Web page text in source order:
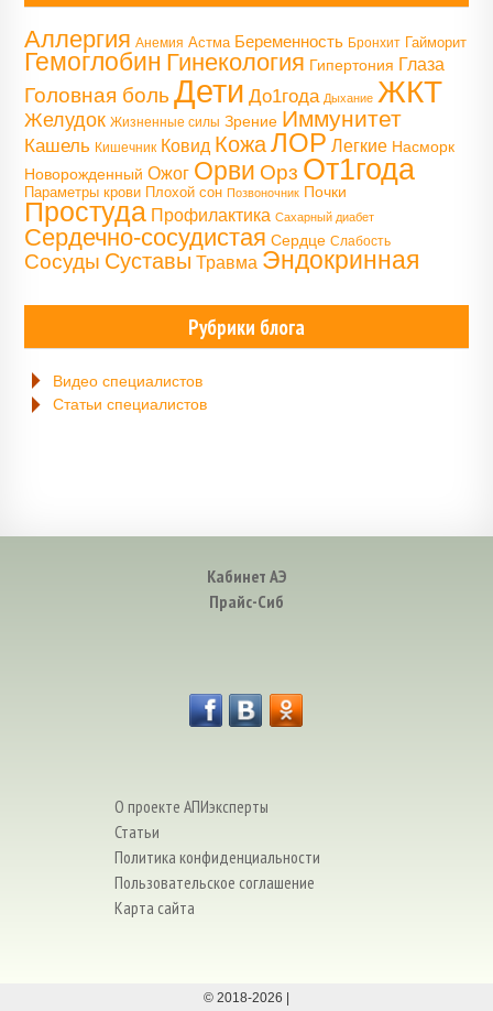
Аллергия Анемия Астма Беременность Бронхит Гайморит
Гемоглобин Гинекология Гипертония Глаза
Головная боль Дети До1года Дыхание ЖКТ
Желудок Жизненные силы Зрение Иммунитет
Кашель Кишечник Ковид Кожа ЛОР Легкие Насморк
Новорожденный Ожог Орви Орз От1года
Параметры крови Плохой сон Позвоночник Почки
Простуда Профилактика Сахарный диабет
Сердечно-сосудистая Сердце Слабость
Сосуды Суставы Травма Эндокринная
Рубрики блога
Видео специалистов
Статьи специалистов
Кабинет АЭ
Прайс-Сиб
О проекте АПИэксперты
Статьи
Политика конфиденциальности
Пользовательское соглашение
Карта сайта
© 2018-2026